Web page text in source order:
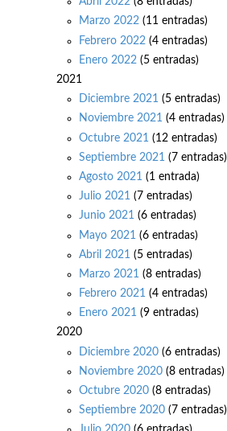
Marzo 2022 (11 entradas)
Febrero 2022 (4 entradas)
Enero 2022 (5 entradas)
2021
Diciembre 2021 (5 entradas)
Noviembre 2021 (4 entradas)
Octubre 2021 (12 entradas)
Septiembre 2021 (7 entradas)
Agosto 2021 (1 entrada)
Julio 2021 (7 entradas)
Junio 2021 (6 entradas)
Mayo 2021 (6 entradas)
Abril 2021 (5 entradas)
Marzo 2021 (8 entradas)
Febrero 2021 (4 entradas)
Enero 2021 (9 entradas)
2020
Diciembre 2020 (6 entradas)
Noviembre 2020 (8 entradas)
Octubre 2020 (8 entradas)
Septiembre 2020 (7 entradas)